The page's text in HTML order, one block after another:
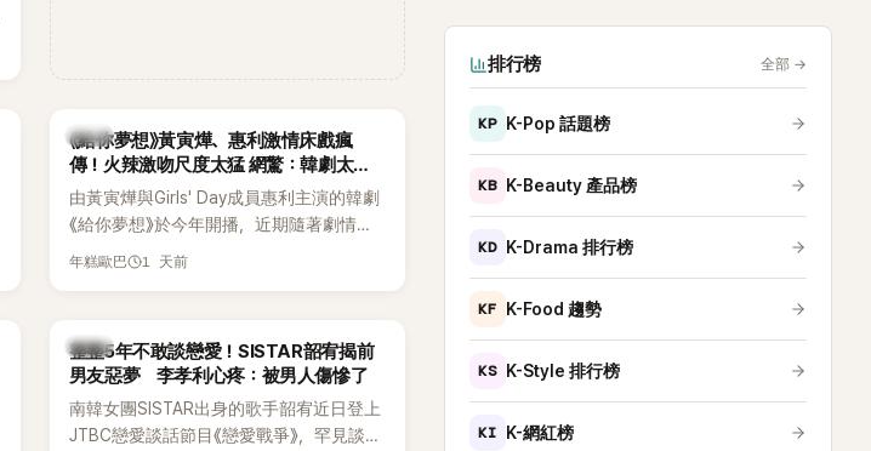
韓劇
《給你夢想》黃寅燁、惠利激情床戲瘋
傳！火辣激吻尺度太猛 網驚：韓劇太敢
拍
由黃寅燁與Girls' Day成員惠利主演的韓劇
《給你夢想》於今年開播，近期隨著劇情進
入高潮，男女主角的感情線快速升溫。最
年糕歐巴 1 天前
韓星
整整5年不敢談戀愛！SISTAR韶宥揭前
男友惡夢 李孝利心疼：被男人傷慘了
南韓女團SISTAR出身的歌手韶宥近日登上
JTBC戀愛談話節目《戀愛戰爭》，罕見談及
排行榜 全部 →
KP K-Pop 話題榜
KB K-Beauty 產品榜
KD K-Drama 排行榜
KF K-Food 趨勢
KS K-Style 排行榜
KI K-網紅榜